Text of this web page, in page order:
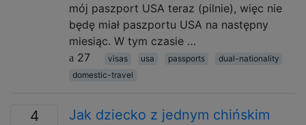
mój paszport USA teraz (pilnie), więc nie
będę miał paszportu USA na następny
miesiąc. W tym czasie …
27
visas usa passports
dual-nationality
domestic-travel
4
Jak dziecko z jednym chińskim